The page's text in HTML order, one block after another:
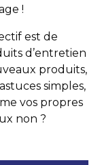
!
est de
d’entretien
produits,
simples,
vos propres
non ?